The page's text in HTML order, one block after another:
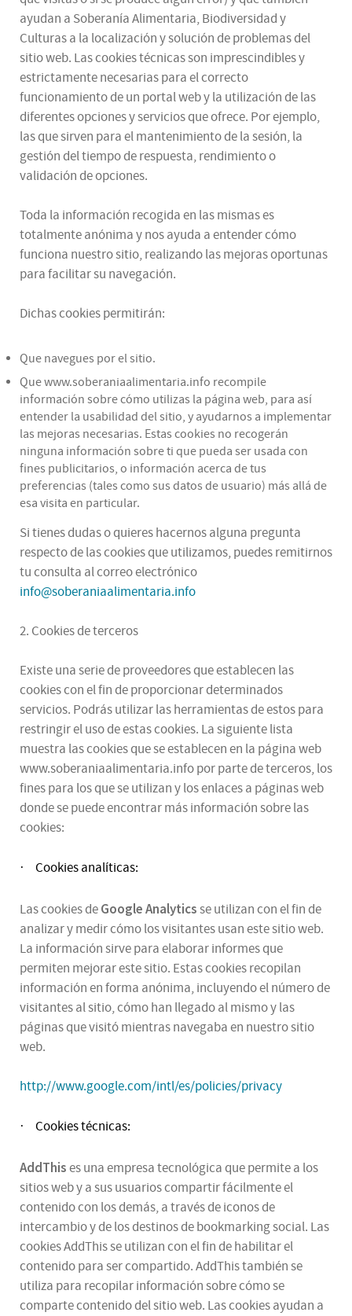
ayudan a Soberanía Alimentaria, Biodiversidad y
Culturas a la localización y solución de problemas del
sitio web. Las cookies técnicas son imprescindibles y
estrictamente necesarias para el correcto
funcionamiento de un portal web y la utilización de las
diferentes opciones y servicios que ofrece. Por ejemplo,
las que sirven para el mantenimiento de la sesión, la
gestión del tiempo de respuesta, rendimiento o
validación de opciones.
Toda la información recogida en las mismas es
totalmente anónima y nos ayuda a entender cómo
funciona nuestro sitio, realizando las mejoras oportunas
para facilitar su navegación.
Dichas cookies permitirán:
Que navegues por el sitio.
Que www.soberaniaalimentaria.info recompile
información sobre cómo utilizas la página web, para así
entender la usabilidad del sitio, y ayudarnos a implementar
las mejoras necesarias. Estas cookies no recogerán
ninguna información sobre ti que pueda ser usada con
fines publicitarios, o información acerca de tus
preferencias (tales como sus datos de usuario) más allá de
esa visita en particular.
Si tienes dudas o quieres hacernos alguna pregunta
respecto de las cookies que utilizamos, puedes remitirnos
tu consulta al correo electrónico
info@soberaniaalimentaria.info
2. Cookies de terceros
Existe una serie de proveedores que establecen las
cookies con el fin de proporcionar determinados
servicios. Podrás utilizar las herramientas de estos para
restringir el uso de estas cookies. La siguiente lista
muestra las cookies que se establecen en la página web
www.soberaniaalimentaria.info por parte de terceros, los
fines para los que se utilizan y los enlaces a páginas web
donde se puede encontrar más información sobre las
cookies:
· Cookies analíticas:
Las cookies deGoogle Analyticsse utilizan con el fin de
analizar y medir cómo los visitantes usan este sitio web.
La información sirve para elaborar informes que
permiten mejorar este sitio. Estas cookies recopilan
información en forma anónima, incluyendo el número de
visitantes al sitio, cómo han llegado al mismo y las
páginas que visitó mientras navegaba en nuestro sitio
web.
http://www.google.com/intl/es/policies/privacy
· Cookies técnicas:
AddThises una empresa tecnológica que permite a los
sitios web y a sus usuarios compartir fácilmente el
contenido con los demás, a través de iconos de
intercambio y de los destinos de bookmarking social. Las
cookies AddThis se utilizan con el fin de habilitar el
contenido para ser compartido. AddThis también se
utiliza para recopilar información sobre cómo se
comparte contenido del sitio web. Las cookies ayudan a